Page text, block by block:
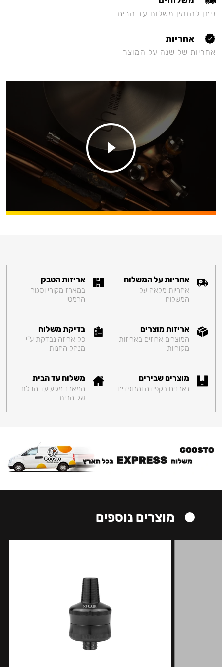
ניתן להזמין משלוח עד הבית
אחריות
אחריות של שנה על המוצר
אחריות על המשלוח
אחריות מלאה על
המשלוח
אריזות הטבק
במארז מקורי וסגור
הרמטי
אריזות מוצרים
המוצרים ארוזים באריזות
מקוריות
בדיקת משלוח
כל אריזה נבדקת ע"י
מנהל החנות
מוצרים שבירים
נארזים בקפידה ומרופדים
משלוח עד הבית
המארז מגיע עד הדלת
של הבית
מוצרים נוספים